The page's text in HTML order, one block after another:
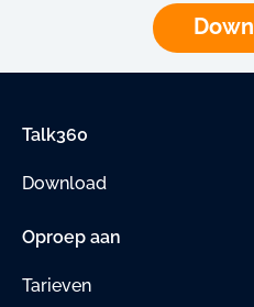
Talk360
Download
Oproep aan
Tarieven